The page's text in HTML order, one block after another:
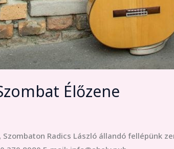
Élőzene
Szombaton Radics László állandó fellépünk